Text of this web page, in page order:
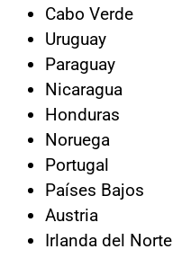
Cabo Verde
Uruguay
Paraguay
Nicaragua
Honduras
Noruega
Portugal
Países Bajos
Austria
Irlanda del Norte